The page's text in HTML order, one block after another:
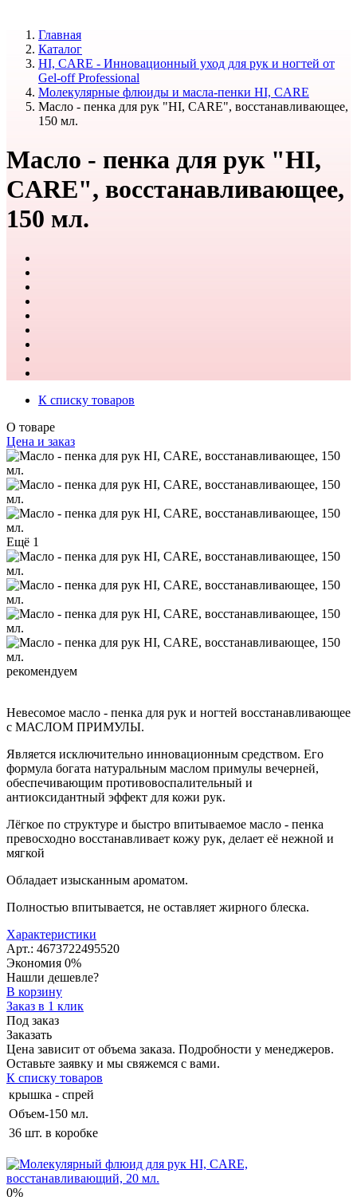
Главная
Каталог
HI, CARE - Инновационный уход для рук и ногтей от
Gel-off Professional
Молекулярные флюиды и масла-пенки HI, CARE
Масло - пенка для рук "HI, CARE", восстанавливающее,
150 мл.
Масло - пенка для рук "HI,
CARE", восстанавливающее,
150 мл.
К списку товаров
О товаре
Цена и заказ
Ещё 1
рекомендуем
Невесомое масло - пенка для рук и ногтей восстанавливающее
с МАСЛОМ ПРИМУЛЫ.
Является исключительно инновационным средством. Его
формула богата натуральным маслом примулы вечерней,
обеспечивающим противовоспалительный и
антиоксидантный эффект для кожи рук.
Лёгкое по структуре и быстро впитываемое масло - пенка
превосходно восстанавливает кожу рук, делает её нежной и
мягкой
Обладает изысканным ароматом.
Полностью впитывается, не оставляет жирного блеска.
Характеристики
Арт.: 4673722495520
Экономия 0%
Нашли дешевле?
В корзину
Заказ в 1 клик
Под заказ
Заказать
Цена зависит от объема заказа. Подробности у менеджеров.
Оставьте заявку и мы свяжемся с вами.
К списку товаров
крышка - спрей
Объем-150 мл.
36 шт. в коробке
0%